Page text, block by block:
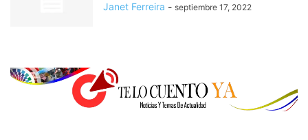
Janet Ferreira - septiembre 17, 2022